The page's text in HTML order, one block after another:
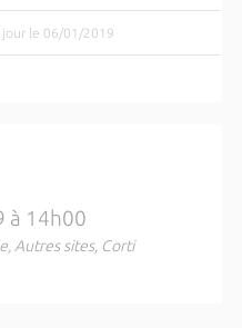
jour le 06/01/2019
à 14h00
Autres sites, Corti